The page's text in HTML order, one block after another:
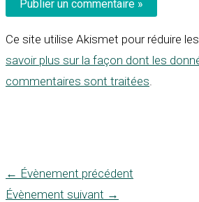
Ce site utilise Akismet pour réduire
savoir plus sur la façon dont les
commentaires sont traitées
← Évènement précédent
Évènement suivant →